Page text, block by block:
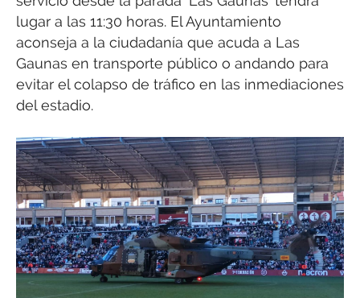
lugar a las 11:30 horas. El Ayuntamiento
aconseja a la ciudadanía que acuda a Las
Gaunas en transporte público o andando para
evitar el colapso de tráfico en las inmediaciones
del estadio.